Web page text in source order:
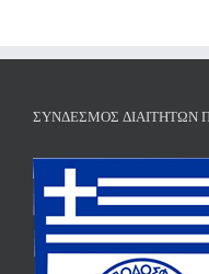
ΣΎΝΔΕΣΜΟΣ ΔΙΑΙΤΗΤΏΝ